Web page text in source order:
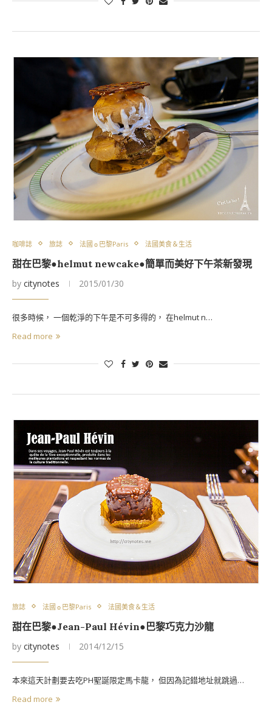
咖啡誌 旅誌 法國☼巴黎Paris 法國美食＆生活
甜在巴黎●helmut newcake●簡單而美好下午茶新發現
by citynotes 2015/01/30
很多時候， 一個乾淨的下午是不可多得的， 在helmut n…
Read more
旅誌 法國☼巴黎Paris 法國美食＆生活
甜在巴黎●Jean-Paul Hévin●巴黎巧克力沙龍
by citynotes 2014/12/15
本來這天計劃要去吃PH聖誕限定馬卡龍， 但因為記錯地址就跳過…
Read more